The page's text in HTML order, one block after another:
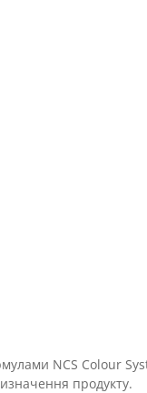
NCS Colour
продукту.